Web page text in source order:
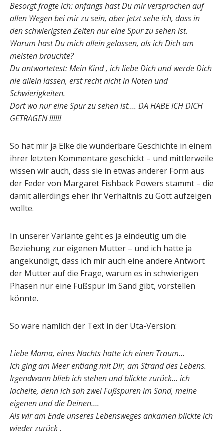
Besorgt fragte ich: anfangs hast Du mir versprochen auf
allen Wegen bei mir zu sein, aber jetzt sehe ich, dass in
den schwierigsten Zeiten nur eine Spur zu sehen ist.
Warum hast Du mich allein gelassen, als ich Dich am
meisten brauchte?
Du antwortetest: Mein Kind , ich liebe Dich und werde Dich
nie allein lassen, erst recht nicht in Nöten und
Schwierigkeiten.
Dort wo nur eine Spur zu sehen ist…. DA HABE ICH DICH
GETRAGEN !!!!!!
So hat mir ja Elke die wunderbare Geschichte in einem
ihrer letzten Kommentare geschickt – und mittlerweile
wissen wir auch, dass sie in etwas anderer Form aus
der Feder von Margaret Fishback Powers stammt – die
damit allerdings eher ihr Verhältnis zu Gott aufzeigen
wollte.
In unserer Variante geht es ja eindeutig um die
Beziehung zur eigenen Mutter – und ich hatte ja
angekündigt, dass ich mir auch eine andere Antwort
der Mutter auf die Frage, warum es in schwierigen
Phasen nur eine Fußspur im Sand gibt, vorstellen
könnte.
So wäre nämlich der Text in der Uta-Version:
Liebe Mama, eines Nachts hatte ich einen Traum…
Ich ging am Meer entlang mit Dir, am Strand des Lebens.
Irgendwann blieb ich stehen und blickte zurück… ich
lächelte, denn ich sah zwei Fußspuren im Sand, meine
eigenen und die Deinen….
Als wir am Ende unseres Lebensweges ankamen blickte ich
wieder zurück .